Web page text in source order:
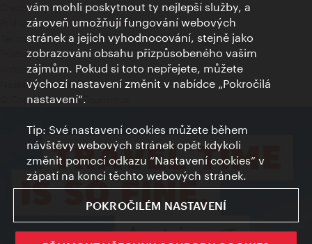
Credits
Prohlášení o ochraně osobních údajů
Terms of Use
Přístupnost
Kontakt pro tisk
Nastavení cookies
© Copyright Wien Tourismus
vám mohli poskytnout ty nejlepší služby, a
zároveň umožňují fungování webových
stránek a jejich vyhodnocování, stejně jako
zobrazování obsahu přizpůsobeného vašim
zájmům. Pokud si toto nepřejete, můžete
výchozí nastavení změnit v nabídce „Pokročilá
nastavení“.
Tip: Své nastavení cookies můžete během
návštěvy webových stránek opět kdykoli
změnit pomocí odkazu “Nastavení cookies” v
zápatí na konci těchto webových stránek.
POKROČILÉM NASTAVENÍ